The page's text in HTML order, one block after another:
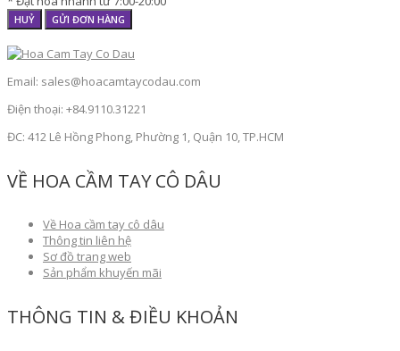
HUỶ GỬI ĐƠN HÀNG
Email: sales@hoacamtaycodau.com
Điện thoại: +84.9110.31221
ĐC: 412 Lê Hồng Phong, Phường 1, Quận 10, TP.HCM
VỀ HOA CẦM TAY CÔ DÂU
Về Hoa cầm tay cô dâu
Thông tin liên hệ
Sơ đồ trang web
Sản phẩm khuyến mãi
THÔNG TIN & ĐIỀU KHOẢN